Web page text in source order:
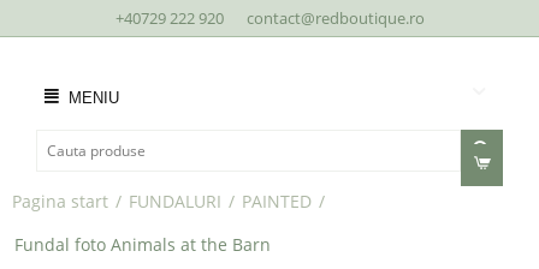
+40729 222 920 contact@redboutique.ro
MENIU
Pagina start / FUNDALURI / PAINTED /
Fundal foto Animals at the Barn